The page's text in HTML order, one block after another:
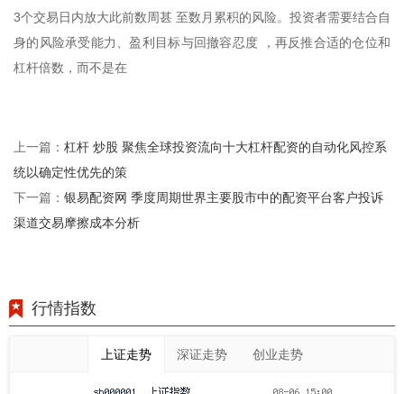
3个交易日内放大此前数周甚 至数月累积的风险。投资者需要结合自
身的风险承受能力、盈利目标与回撤容忍度 ，再反推合适的仓位和
杠杆倍数，而不是在
上一篇： 杠杆 炒股 聚焦全球投资流向十大杠杆配资的自动化风控系
统以确定性优先的策
下一篇： 银易配资网 季度周期世界主要股市中的配资平台客户投诉
渠道交易摩擦成本分析
行情指数
上证走势 深证走势 创业走势